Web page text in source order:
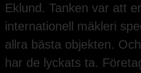
Eklund. Tanken var att
internationell mäkleri
allra bästa objekten.
har de lyckats ta.